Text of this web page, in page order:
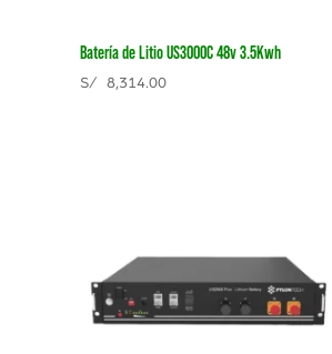
Batería de Litio US3000C 48v 3.5Kwh
S/ 8,314.00